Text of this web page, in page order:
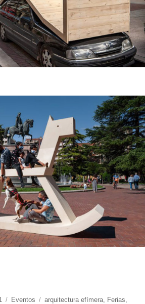
author/redaccion/
Categorías
Eventos Etiquetas
arquitectura efímera Ferias